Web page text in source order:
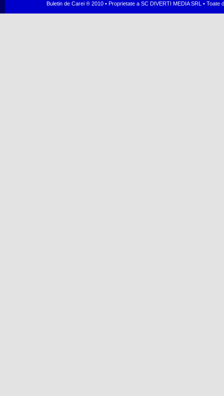
Buletin de Carei ® 2010 • Proprietate a SC DIVERTI MEDIA SRL •